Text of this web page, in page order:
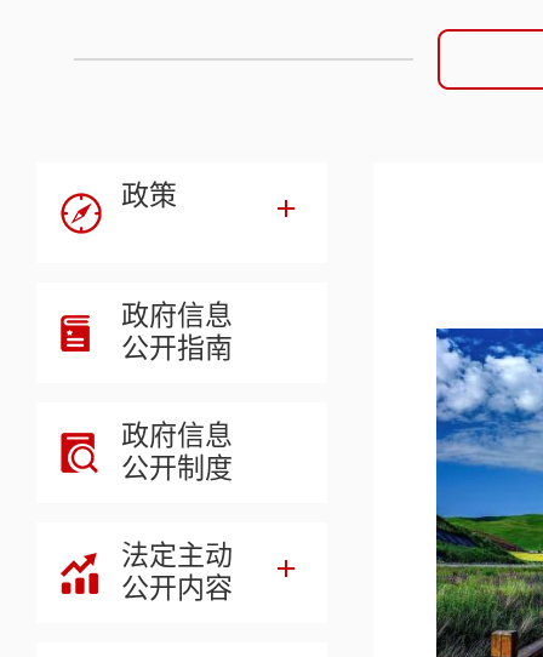
政策
政府信息
公开指南
政府信息
公开制度
法定主动
公开内容